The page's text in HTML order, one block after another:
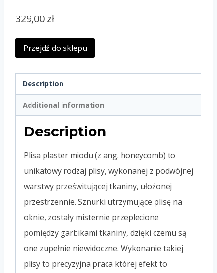
329,00 zł
Przejdź do sklepu
Description
Additional information
Description
Plisa plaster miodu (z ang. honeycomb) to
unikatowy rodzaj plisy, wykonanej z podwójnej
warstwy prześwitującej tkaniny, ułożonej
przestrzennie. Sznurki utrzymujące plisę na
oknie, zostały misternie przeplecione
pomiędzy garbikami tkaniny, dzięki czemu są
one zupełnie niewidoczne. Wykonanie takiej
plisy to precyzyjna praca której efekt to